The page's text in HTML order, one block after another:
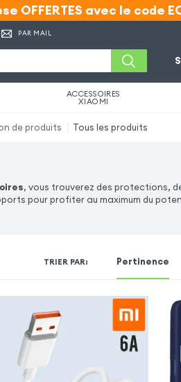
OFFERTES avec le code
OFFERTES avec le code
PAR MAIL
ACCESSOIRES
XIAOMI
de produits Tous les produits
, vous trouverez des protections,
pour profiter au maximum du
TRIER PAR: Pertinence